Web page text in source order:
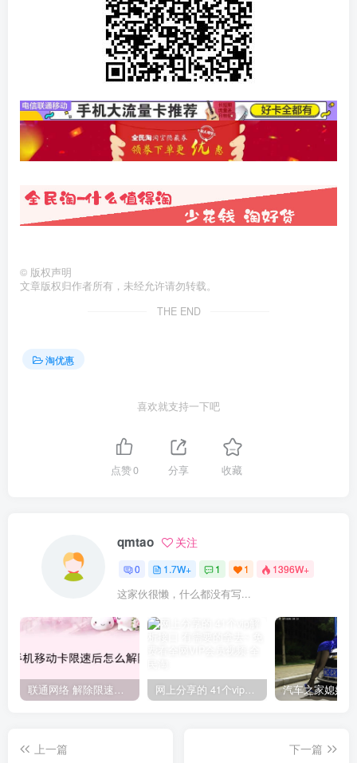
© 版权声明
文章版权归作者所有，未经允许请勿转载。
THE END
淘优惠
喜欢就支持一下吧
点赞0 分享 收藏
qmtao 关注
0 1.7W+ 1 1 1396W+
这家伙很懒，什么都没有写...
联通网络 解除限速方法参考！畅享、畅玩、老白干等及其它地区自测了 网上分享的 41个vip解析接口 有需要的拿去~ 免费看全网VIP会员视频
上一篇
下一篇